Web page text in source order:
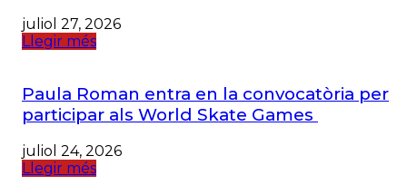
juliol 27, 2026
Llegir més
Paula Roman entra en la convocatòria per
participar als World Skate Games
juliol 24, 2026
Llegir més